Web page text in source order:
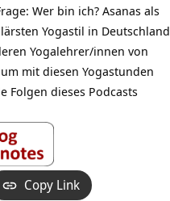
Wer bin ich? Asanas als
Yogastil in Deutschland
Yogalehrer/innen von
mit diesen Yogastunden
Folgen dieses Podcasts
Copy Link